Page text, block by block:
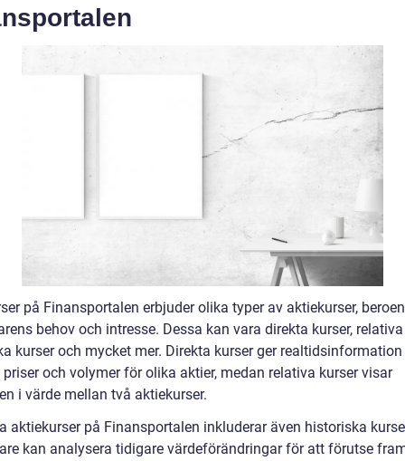
på Finansportalen erbjuder olika typer av aktiekurser,
behov och intresse. Dessa kan vara direkta kurser, relativa
kurser och mycket mer. Direkta kurser ger
och volymer för olika aktier, medan relativa kurser visar
i värde mellan två aktiekurser.
aktiekurser på Finansportalen inkluderar även historiska
kan analysera tidigare värdeförändringar för att förutse